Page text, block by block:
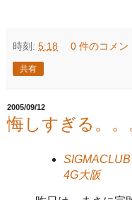
時刻: 5:18 0 件のコメン
共有
2005/09/12
悔しすぎる。。
4G大阪